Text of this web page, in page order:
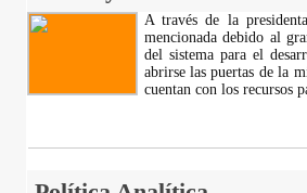
A través de la
mencionada debido al
del sistema para el
abrirse las puertas de la
cuentan con los recursos